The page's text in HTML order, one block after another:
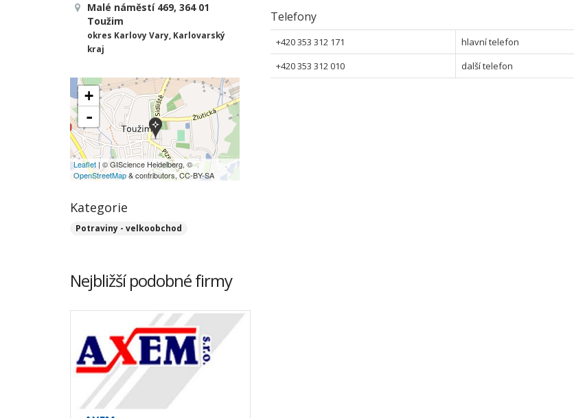
Telefony
+420 353 312 171
hlavní telefon
+420 353 312 010
další telefon
Malé náměstí 469, 364 01
Toužim
okres Karlovy Vary, Karlovarský
kraj
+
-
Leaflet | © GIScience Heidelberg, ©
OpenStreetMap& contributors, CC-BY-SA
Kategorie
Potraviny - velkoobchod
Nejbližší podobné firmy